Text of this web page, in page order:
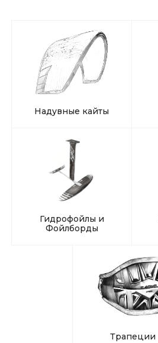
Надувные кайты
Гидрофойлы и
Фойлборды
Трапеции